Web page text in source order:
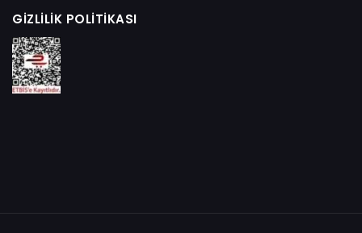
GIZLILIK POLITIKASI